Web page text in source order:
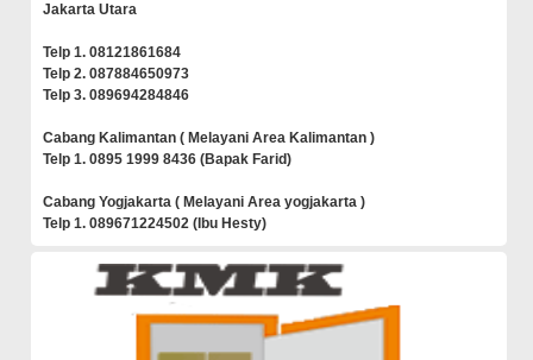
Jakarta Utara
Telp 1. 08121861684
Telp 2. 087884650973
Telp 3. 089694284846
Cabang Kalimantan ( Melayani Area Kalimantan )
Telp 1. 0895 1999 8436 (Bapak Farid)
Cabang Yogjakarta ( Melayani Area yogjakarta )
Telp 1. 089671224502 (Ibu Hesty)